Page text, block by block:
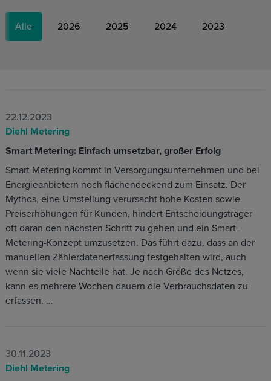
Alle 2026 2025 2024 2023
22.12.2023
Diehl Metering
Smart Metering: Einfach umsetzbar, großer Erfolg
Smart Metering kommt in Versorgungsunternehmen und bei
Energieanbietern noch flächendeckend zum Einsatz. Der
Mythos, eine Umstellung verursacht hohe Kosten sowie
Preiserhöhungen für Kunden, hindert Entscheidungsträger
oft daran den nächsten Schritt zu gehen und ein Smart-
Metering-Konzept umzusetzen. Das führt dazu, dass an der
manuellen Zählerdatenerfassung festgehalten wird, auch
wenn sie viele Nachteile hat. Je nach Größe des Netzes,
kann es mehrere Wochen dauern die Verbrauchsdaten zu
erfassen. …
30.11.2023
Diehl Metering